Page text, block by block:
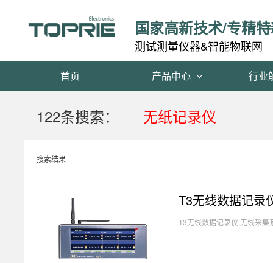
国家高新技术/专精
测试测量仪器&智能物联网
首页 产品中心 行业
122条搜索： 无纸记录仪
搜索结果
T3无线数据记录
T3无线数据记录仪,无线采集